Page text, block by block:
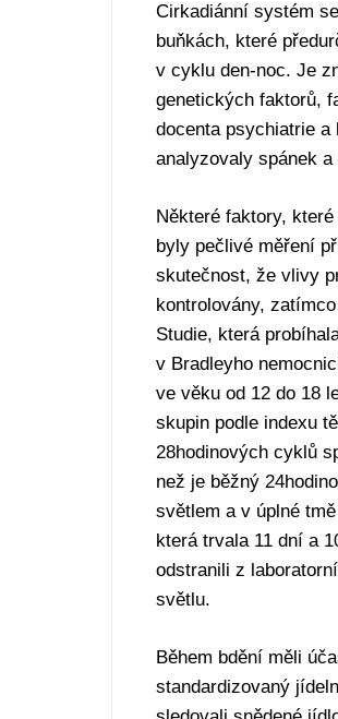
Cirkadiánní systém
buňkách, které
v cyklu den-noc. Je
genetických faktorů,
docenta psychiatrie
analyzovaly spánek
Některé faktory,
byly pečlivé měření
skutečnost, že vlivy
kontrolovány,
Studie, která
v Bradleyho
ve věku od 12 do 18
skupin podle indexu
28hodinových cyklů
než je běžný
světlem a v úplné
která trvala 11 dní a
odstranili z
světlu.
Během bdění měli
standardizovaný